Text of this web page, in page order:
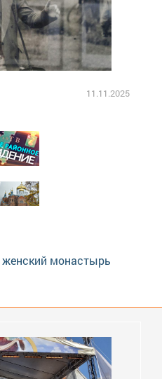
11.11.2025
женский монастырь